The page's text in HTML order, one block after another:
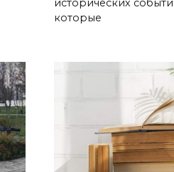
исторических
которые